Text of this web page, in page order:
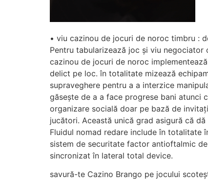
• viu cazinou de jocuri de noroc timbru :
Pentru tabularizează joc și viu
cazinou de jocuri de noroc
delict pe loc. în totalitate mizează
supraveghere pentru a a interzice
găsește de a a face progrese bani atunci
organizare socială doar pe bază de
jucători. Această unică grad asigură că
Fluidul nomad redare include în totalitate
sistem de securitate factor antioftalmic
sincronizat în lateral total device.
savură-te Cazino Brango pe jocului